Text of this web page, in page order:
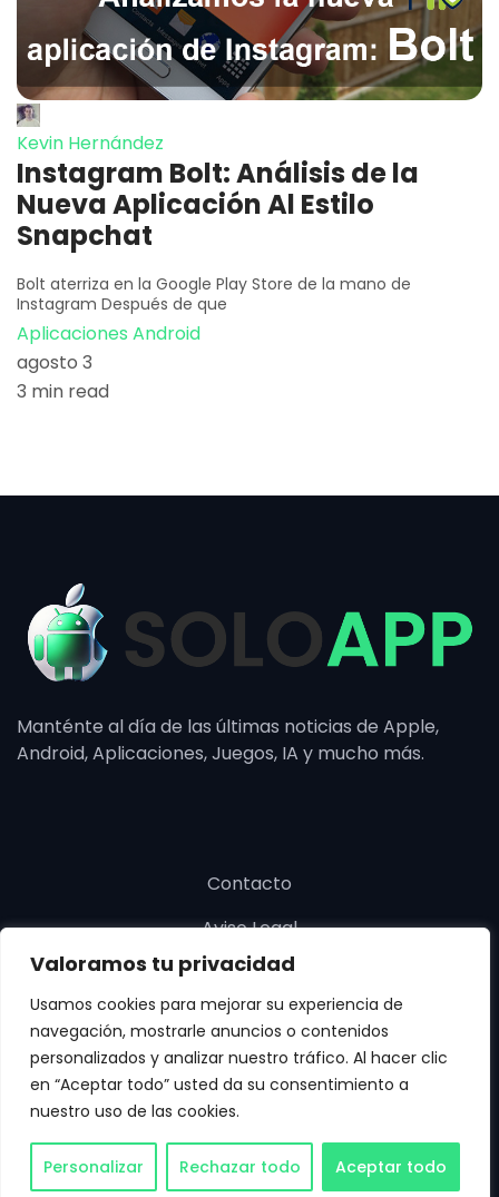
Valoramos tu privacidad
Usamos cookies para mejorar su experiencia de
navegación, mostrarle anuncios o contenidos
personalizados y analizar nuestro tráfico. Al hacer clic
en “Aceptar todo” usted da su consentimiento a
nuestro uso de las cookies.
Personalizar Rechazar todo Aceptar todo
Kevin Hernández
Instagram Bolt: Análisis de la
Nueva Aplicación Al Estilo
Snapchat
Bolt aterriza en la Google Play Store de la mano de
Instagram Después de que
Aplicaciones Android
agosto 3
3 min read
Manténte al día de las últimas noticias de Apple,
Android, Aplicaciones, Juegos, IA y mucho más.
Contacto
Aviso Legal
Política de cookies
Política de privacidad
Copyright © SoloApp 2025. Todos los derechos
reservados.